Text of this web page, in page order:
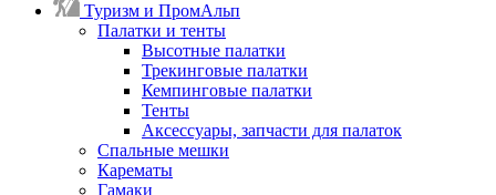
Туризм и ПромАльп
Палатки и тенты
Высотные палатки
Трекинговые палатки
Кемпинговые палатки
Тенты
Аксессуары, запчасти для палаток
Спальные мешки
Карематы
Гамаки